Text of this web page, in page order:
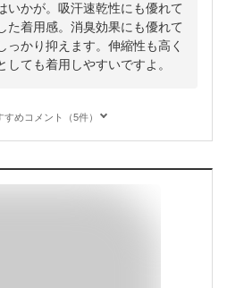
いかが。吸汗速乾性にも優れて
た着用感。消臭効果にも優れて
っかり抑えます。伸縮性も高く
ても着用しやすいですよ。
すめコメント（5件）